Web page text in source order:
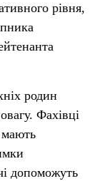
рівня,
родин
Фахівці
допоможуть